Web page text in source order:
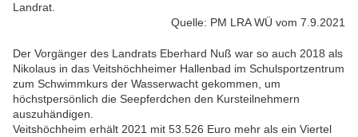
Landrat.
Quelle: PM LRA WÜ vom 7.9.2021
Der Vorgänger des Landrats Eberhard Nuß war so auch 2018 als
Nikolaus in das Veitshöchheimer Hallenbad im Schulsportzentrum
zum Schwimmkurs der Wasserwacht gekommen, um
höchstpersönlich die Seepferdchen den Kursteilnehmern
auszuhändigen.
Veitshöchheim erhält 2021 mit 53.526 Euro mehr als ein Viertel